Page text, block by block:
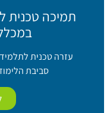
תמיכה טכנית
עזרה טכנית
סביבת